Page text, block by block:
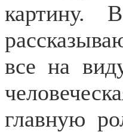
картину.
все на
главную